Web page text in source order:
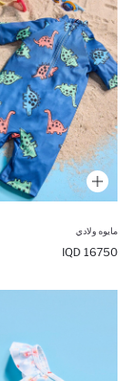
مايوه ولادي
16750 IQD